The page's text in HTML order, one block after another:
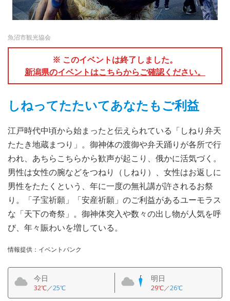
魚沼市観光協会
※ このイベントは終了しました。
新潟県のイベントはこちらからご確認ください。
しねってたたいてあなたもご利益
江戸時代中頃から始まったと伝えられている「しねり弁天
たたき地蔵まつり」。御神体の渡御や弁天踊りが各所で行
われ、あちらこちらから歓声が起こり、俄かに活気づく。
男性は女性の腕などをつねり（しねり）、女性はお返しに
男性をたたくという、年に一度の無礼講が許されるお祭
り。「子宝祈願」「安産祈願」のご利益があるユーモラス
な「天下の奇祭」。御神体突入や数々の出し物が人気を呼
び、年々賑わいを増している。
情報提供：イベントバンク
今日
32℃／25℃
明日
29℃／26℃